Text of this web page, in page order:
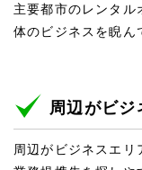
主要都市のレンタル
体のビジネスを睨ん
周辺がビジ
周辺がビジネスエ